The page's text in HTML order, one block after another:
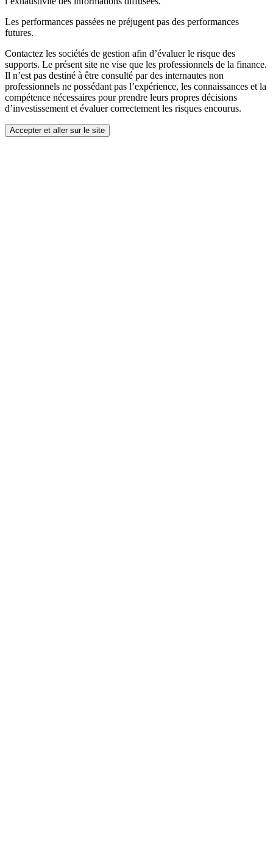
Les performances passées ne préjugent pas des performances
futures.
Contactez les sociétés de gestion afin d’évaluer le risque des
supports. Le présent site ne vise que les professionnels de la finance.
Il n’est pas destiné à être consulté par des internautes non
professionnels ne possédant pas l’expérience, les connaissances et la
compétence nécessaires pour prendre leurs propres décisions
d’investissement et évaluer correctement les risques encourus.
Accepter et aller sur le site